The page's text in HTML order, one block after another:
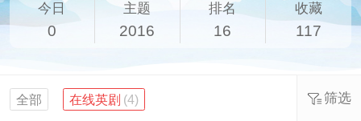
今日
0
主题
2016
排名
16
收藏
117
全部 在线英剧 (4) 筛选